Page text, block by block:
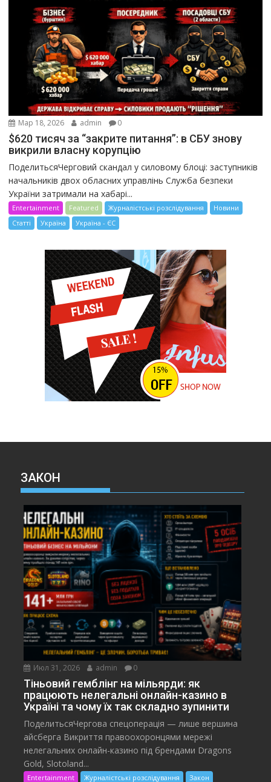
Мар 18, 2026 admin 0
$620 тисяч за “закрите питання”: в СБУ знову
викрили власну корупцію
ПоделитьсяЧерговий скандал у силовому блоці: заступників
начальників двох обласних управлінь Служба безпеки
України затримали на хабарі...
Entertainment Featured Журналістські розслідування
Новини
Статті
Україна Україна - ЄС
ЗАКОН
Июл 31, 2026 admin 0
Тіньовий гемблінг на мільярди: як
працюють нелегальні онлайн-казино в
Україні та чому їх так складно зупинити
ПоделитьсяЧергова спецоперація — лише вершина
айсберга Викриття правоохоронцями мережі
нелегальних онлайн-казино під брендами Dragons
Gold, Slotoland...
Entertainment Журналістські розслідування Закон